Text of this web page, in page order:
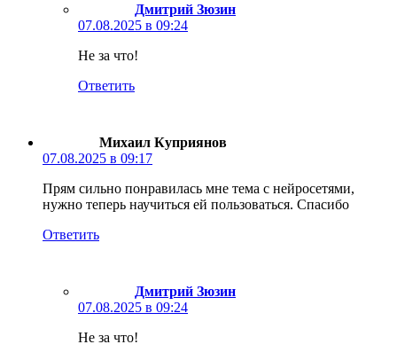
Дмитрий Зюзин
07.08.2025 в 09:24
Не за что!
Ответить
Михаил Куприянов
07.08.2025 в 09:17
Прям сильно понравилась мне тема с нейросетями,
нужно теперь научиться ей пользоваться. Спасибо
Ответить
Дмитрий Зюзин
07.08.2025 в 09:24
Не за что!